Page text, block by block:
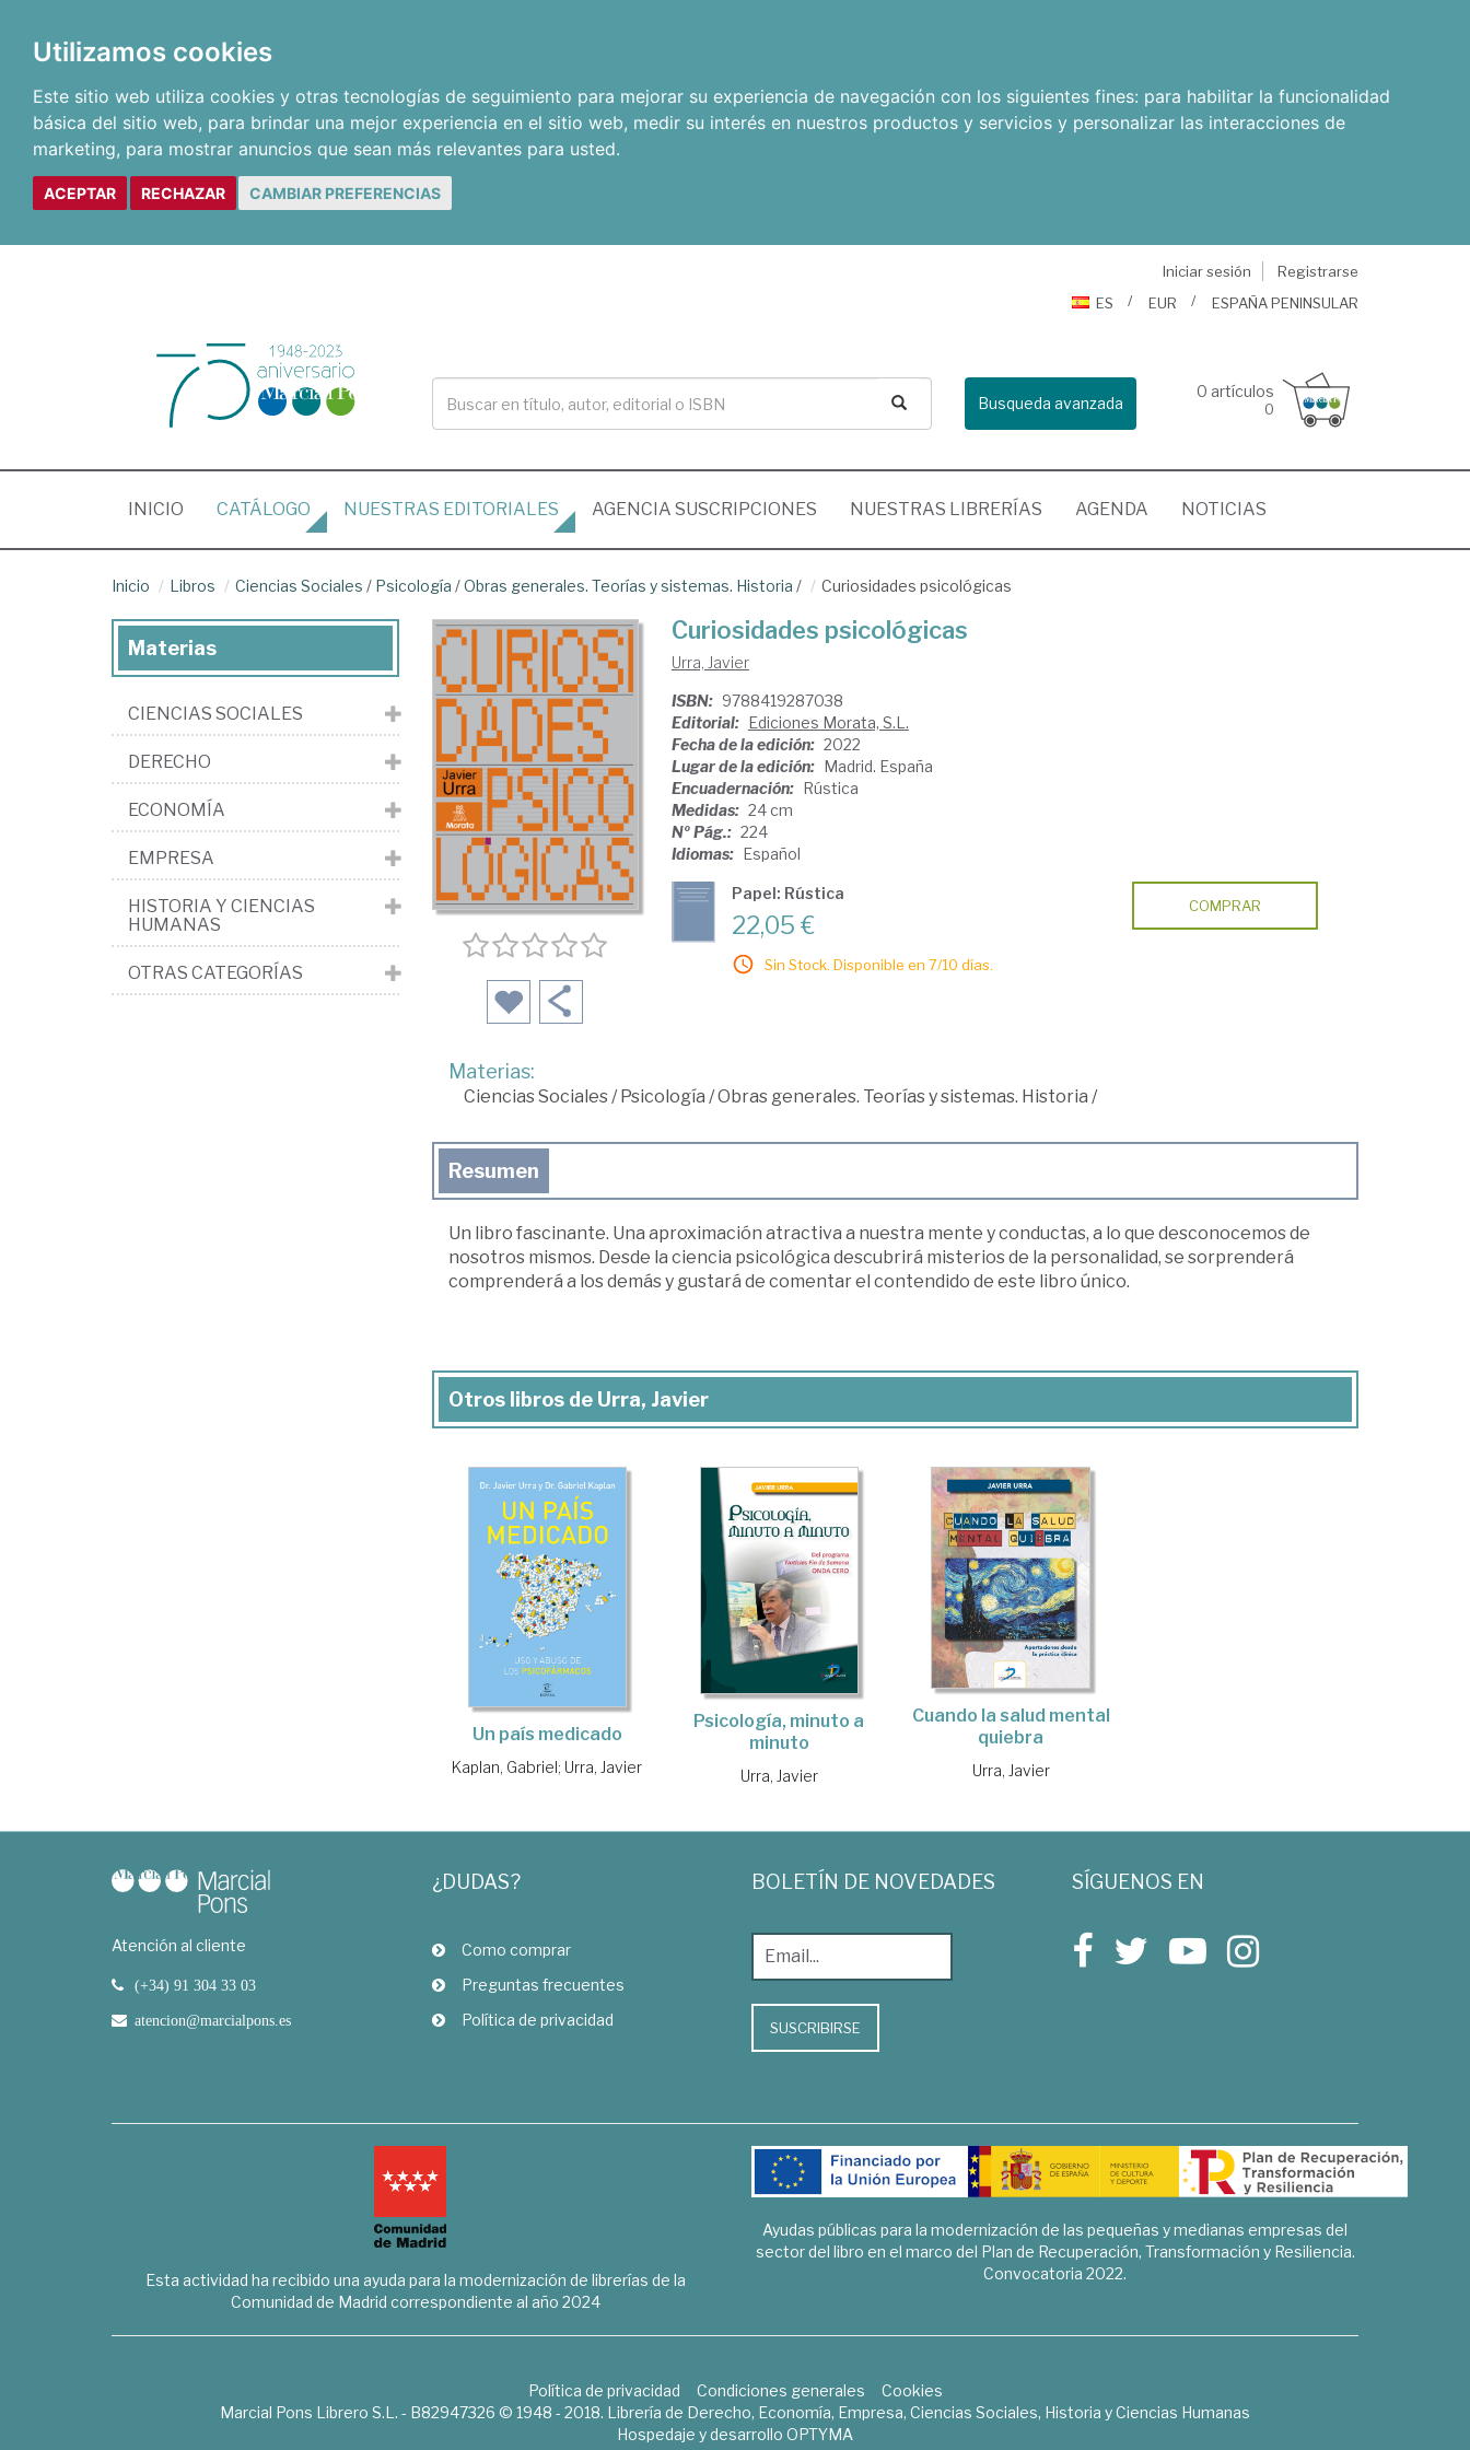
Utilizamos cookies
Este sitio web utiliza cookies y otras tecnologías de seguimiento para mejorar su experiencia de navegación con los siguientes fines: para habilitar la funcionalidad
básica del sitio web, para brindar una mejor experiencia en el sitio web, medir su interés en nuestros productos y servicios y personalizar las interacciones de
marketing, para mostrar anuncios que sean más relevantes para usted.
ACEPTAR RECHAZAR CAMBIAR PREFERENCIAS
Iniciar sesión
Registrarse
ES
EUR ESPAÑA PENINSULAR
Busqueda avanzada
0 artículos
0
INICIO (CURRENT)
CATÁLOGO NUESTRAS EDITORIALES AGENCIA SUSCRIPCIONES NUESTRAS LIBRERÍAS AGENDA NOTICIAS
Inicio Libros Ciencias Sociales / Psicología /Obras generales. Teorías y sistemas. Historia / Curiosidades psicológicas
Curiosidades psicológicas
Urra, Javier
ISBN: 9788419287038
Editorial: Ediciones Morata, S.L.
Fecha de la edición: 2022
Lugar de la edición: Madrid. España
Encuadernación: Rústica
Medidas: 24 cm
Nº Pág.: 224
Idiomas: Español
Papel: Rústica
22,05 €
Sin Stock. Disponible en 7/10 días.
COMPRAR
Materias:
Ciencias Sociales/ Psicología /Obras generales. Teorías y sistemas. Historia /
Resumen
Un libro fascinante. Una aproximación atractiva a nuestra mente y conductas, a lo que desconocemos de
nosotros mismos. Desde la ciencia psicológica descubrirá misterios de la personalidad, se sorprenderá
comprenderá a los demás y gustará de comentar el contendido de este libro único.
Otros libros de Urra, Javier
Un país medicado
Kaplan, Gabriel; Urra, Javier
Psicología, minuto a
minuto
Urra, Javier
Cuando la salud mental
quiebra
Urra, Javier
Materias
CIENCIAS SOCIALES
DERECHO
ECONOMÍA
EMPRESA
HISTORIA Y CIENCIAS
HUMANAS
OTRAS CATEGORÍAS
Atención al cliente
(+34) 91 304 33 03
atencion@marcialpons.es
¿DUDAS?
Como comprar
Preguntas frecuentes
Política de privacidad
BOLETÍN DE NOVEDADES
SUSCRIBIRSE
SÍGUENOS EN
Esta actividad ha recibido una ayuda para la modernización de librerías de la
Comunidad de Madrid correspondiente al año 2024
Ayudas públicas para la modernización de las pequeñas y medianas empresas del
sector del libro en el marco del Plan de Recuperación, Transformación y Resiliencia.
Convocatoria 2022.
Política de privacidad Condiciones generales
Cookies
Marcial Pons Librero S.L. - B82947326 © 1948 - 2018. Librería de Derecho, Economía, Empresa, Ciencias Sociales, Historia y Ciencias Humanas
Hospedaje y desarrollo OPTYMA